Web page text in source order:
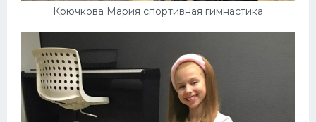
Крючкова Мария спортивная гимнастика